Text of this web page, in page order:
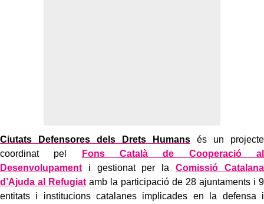
Ciutats Defensores dels Drets Humansés un projecte
coordinat pel
Fons Català de Cooperació al
Desenvolupament i gestionat per laComissió Catalana
d’Ajuda al Refugiat amb la participació de 28 ajuntaments i 9
entitats i institucions catalanes implicades en la defensa i